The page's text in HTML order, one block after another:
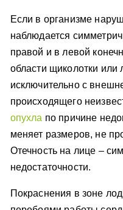
Если в организме
наблюдается
правой и в левой
области щиколотки
исключительно с
происходящего
опухла по причине
меняет размеров, не
Отечность на лице –
недостаточности.
Покраснения в зоне